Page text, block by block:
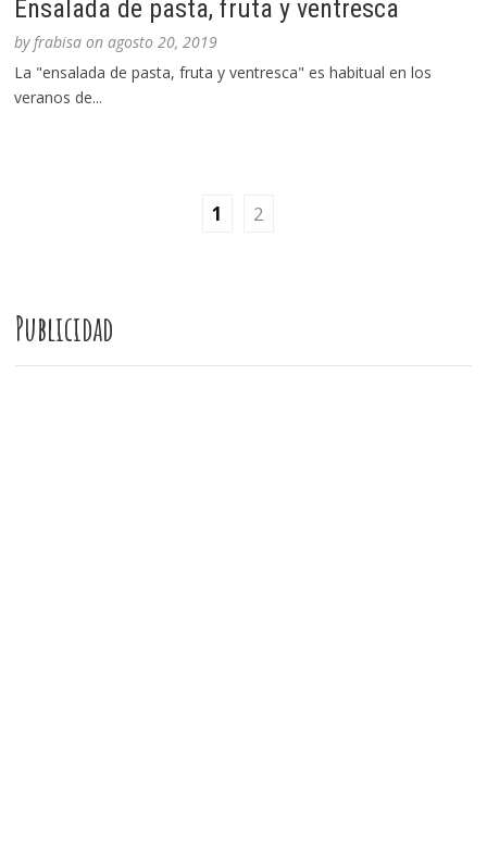
Ensalada de pasta, fruta y ventresca
byfrabisa onagosto 20, 2019
La "ensalada de pasta, fruta y ventresca" es habitual en los
veranos de...
1 2
Publicidad